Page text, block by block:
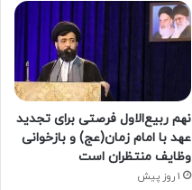
نهم ربیع‌الاول فرصتی برای تجدید
عهد با امام زمان(عج) و بازخوانی
وظایف منتظران است
1 روز پیش